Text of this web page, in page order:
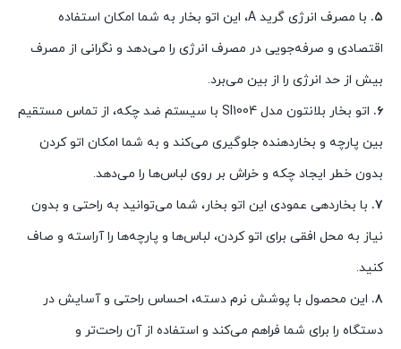
۵.
با مصرف انرژی گرید A، این اتو بخار به شما امکان استفاده
اقتصادی و صرفه‌جویی در مصرف انرژی را می‌دهد و نگرانی از مصرف
بیش از حد انرژی را از بین می‌برد.
۶.
اتو بخار بلانتون مدل SI1004 با سیستم ضد چکه، از تماس مستقیم
بین پارچه و بخاردهنده جلوگیری می‌کند و به شما امکان اتو کردن
بدون خطر ایجاد چکه و خراش بر روی لباس‌ها را می‌دهد.
۷. با بخاردهی عمودی این اتو بخار، شما می‌توانید به راحتی و بدون
نیاز به محل افقی برای اتو کردن، لباس‌ها و پارچه‌ها را آراسته و صاف
کنید.
۸. این محصول با پوشش نرم دسته، احساس راحتی و آسایش در
دستگاه را برای شما فراهم می‌کند و استفاده از آن راحت‌تر و